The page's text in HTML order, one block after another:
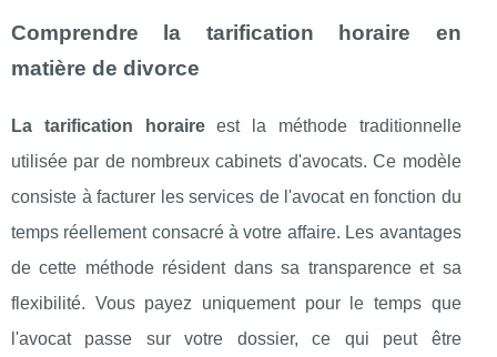
Comprendre la tarification horaire en
matière de divorce
La tarification horaireest la méthode traditionnelle
utilisée par de nombreux cabinets d'avocats. Ce modèle
consiste à facturer les services de l'avocat en fonction du
temps réellement consacré à votre affaire. Les avantages
de cette méthode résident dans sa transparence et sa
flexibilité. Vous payez uniquement pour le temps que
l'avocat passe sur votre dossier, ce qui peut être